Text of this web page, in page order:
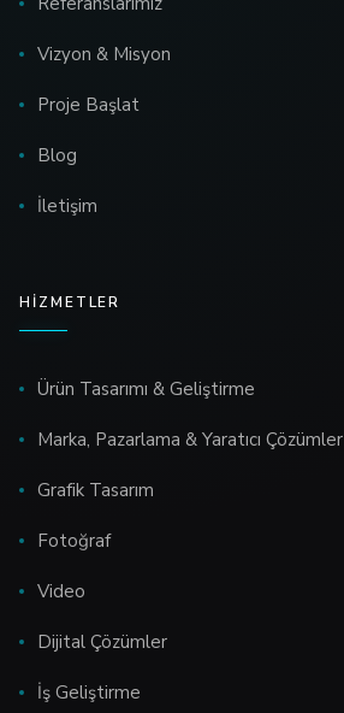
Vizyon & Misyon
Proje Başlat
Blog
İletişim
HIZMETLER
Ürün Tasarımı & Geliştirme
Marka, Pazarlama & Yaratıcı Çözümler
Grafik Tasarım
Fotoğraf
Video
Dijital Çözümler
İş Geliştirme